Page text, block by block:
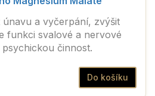
únavu a vyčerpání, zvýšit
funkci svalové a nervové
činnost.
Do košíku